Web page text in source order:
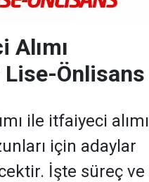
Lise-Önlisans
ile itfaiyeci alımı
için adaylar
İşte süreç ve